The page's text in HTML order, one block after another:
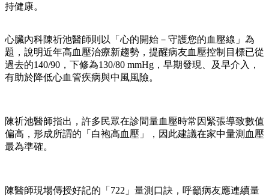
持健康。
心臟內科陳祈池醫師則以「心的開始－守護您的血壓線」為
題，說明近年高血壓治療新趨勢，提醒病友血壓控制目標已從
過去的140/90，下修為130/80 mmHg，早期發現、及早介入，
有助於降低心血管疾病與中風風險。
陳祈池醫師指出，許多民眾在診間量血壓時常因緊張導致數值
偏高，形成所謂的「白袍高血壓」，因此建議在家中量測血壓
最為準確。
陳醫師現場傳授好記的「722」量測口訣，呼籲病友應連續量